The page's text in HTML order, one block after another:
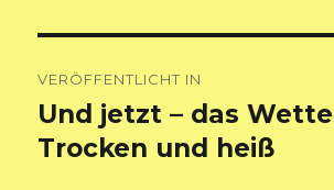
VERÖFFENTLICHT IN
Und jetzt – das
Trocken und heiß